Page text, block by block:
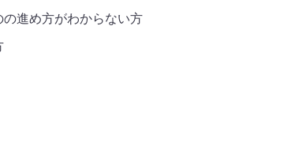
の進め方がわからない方